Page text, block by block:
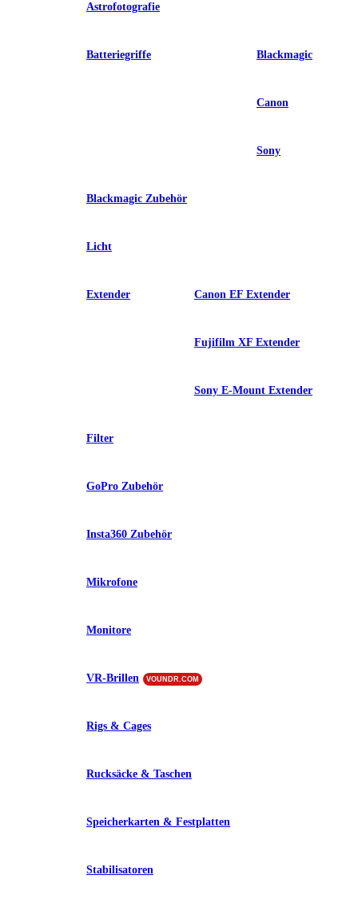
Astrofotografie
Batteriegriffe Blackmagic
Canon
Sony
Blackmagic Zubehör
Licht
Extender Canon EF Extender
Fujifilm XF Extender
Sony E-Mount Extender
Filter
GoPro Zubehör
Insta360 Zubehör
Mikrofone
Monitore
VR-Brillen VOUNDR.COM
Rigs & Cages
Rucksäcke & Taschen
Speicherkarten & Festplatten
Stabilisatoren